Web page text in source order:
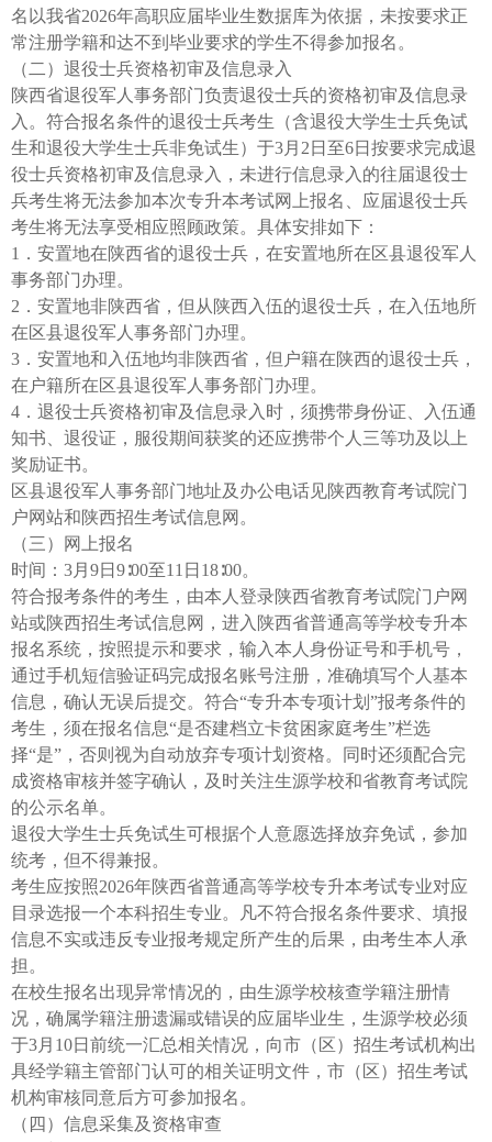
名以我省2026年高职应届毕业生数据库为依据，未按要求正
常注册学籍和达不到毕业要求的学生不得参加报名。
（二）退役士兵资格初审及信息录入
陕西省退役军人事务部门负责退役士兵的资格初审及信息录
入。符合报名条件的退役士兵考生（含退役大学生士兵免试
生和退役大学生士兵非免试生）于3月2日至6日按要求完成退
役士兵资格初审及信息录入，未进行信息录入的往届退役士
兵考生将无法参加本次专升本考试网上报名、应届退役士兵
考生将无法享受相应照顾政策。具体安排如下：
1．安置地在陕西省的退役士兵，在安置地所在区县退役军人
事务部门办理。
2．安置地非陕西省，但从陕西入伍的退役士兵，在入伍地所
在区县退役军人事务部门办理。
3．安置地和入伍地均非陕西省，但户籍在陕西的退役士兵，
在户籍所在区县退役军人事务部门办理。
4．退役士兵资格初审及信息录入时，须携带身份证、入伍通
知书、退役证，服役期间获奖的还应携带个人三等功及以上
奖励证书。
区县退役军人事务部门地址及办公电话见陕西教育考试院门
户网站和陕西招生考试信息网。
（三）网上报名
时间：3月9日9∶00至11日18∶00。
符合报考条件的考生，由本人登录陕西省教育考试院门户网
站或陕西招生考试信息网，进入陕西省普通高等学校专升本
报名系统，按照提示和要求，输入本人身份证号和手机号，
通过手机短信验证码完成报名账号注册，准确填写个人基本
信息，确认无误后提交。符合“专升本专项计划”报考条件的
考生，须在报名信息“是否建档立卡贫困家庭考生”栏选
择“是”，否则视为自动放弃专项计划资格。同时还须配合完
成资格审核并签字确认，及时关注生源学校和省教育考试院
的公示名单。
退役大学生士兵免试生可根据个人意愿选择放弃免试，参加
统考，但不得兼报。
考生应按照2026年陕西省普通高等学校专升本考试专业对应
目录选报一个本科招生专业。凡不符合报名条件要求、填报
信息不实或违反专业报考规定所产生的后果，由考生本人承
担。
在校生报名出现异常情况的，由生源学校核查学籍注册情
况，确属学籍注册遗漏或错误的应届毕业生，生源学校必须
于3月10日前统一汇总相关情况，向市（区）招生考试机构出
具经学籍主管部门认可的相关证明文件，市（区）招生考试
机构审核同意后方可参加报名。
（四）信息采集及资格审查